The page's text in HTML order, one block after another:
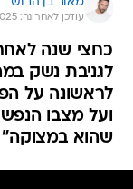
עודכן לאחרונה: 23.3.2025 / 13:44
כחצי שנה
לגניבת נשק
לראשונה על
ועל מצבו
שהוא במצוקה"